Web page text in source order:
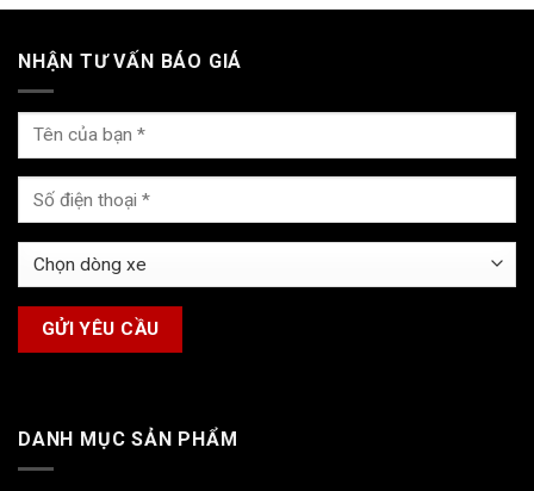
NHẬN TƯ VẤN BÁO GIÁ
DANH MỤC SẢN PHẨM